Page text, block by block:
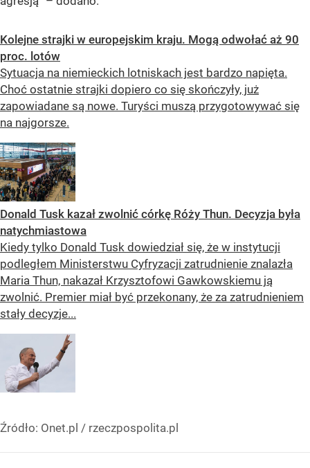
Kolejne strajki w europejskim kraju. Mogą odwołać aż 90
proc. lotów
Sytuacja na niemieckich lotniskach jest bardzo napięta.
Choć ostatnie strajki dopiero co się skończyły, już
zapowiadane są nowe. Turyści muszą przygotowywać się
na najgorsze.
Donald Tusk kazał zwolnić córkę Róży Thun. Decyzja była
natychmiastowa
Kiedy tylko Donald Tusk dowiedział się, że w instytucji
podległem Ministerstwu Cyfryzacji zatrudnienie znalazła
Maria Thun, nakazał Krzysztofowi Gawkowskiemu ją
zwolnić. Premier miał być przekonany, że za zatrudnieniem
stały decyzje...
Źródło: Onet.pl / rzeczpospolita.pl